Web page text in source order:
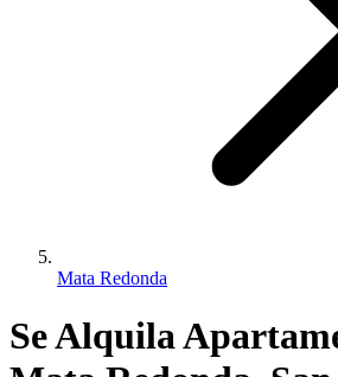
Mata Redonda
Se Alquila